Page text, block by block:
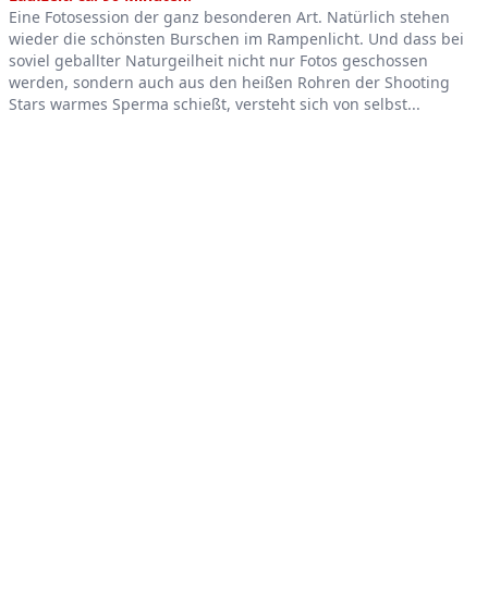
Eine Fotosession der ganz besonderen Art. Natürlich stehen
wieder die schönsten Burschen im Rampenlicht. Und dass bei
soviel geballter Naturgeilheit nicht nur Fotos geschossen
werden, sondern auch aus den heißen Rohren der Shooting
Stars warmes Sperma schießt, versteht sich von selbst...